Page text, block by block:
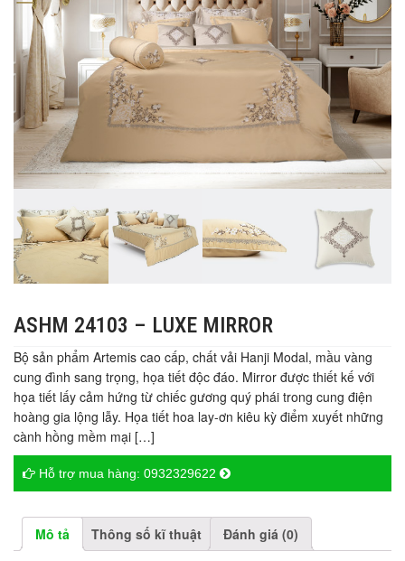
ASHM 24103 – LUXE MIRROR
Bộ sản phẩm Artemis cao cấp, chất vải Hanji Modal, mầu vàng
cung đình sang trọng, họa tiết độc đáo. Mirror được thiết kế với
họa tiết lấy cảm hứng từ chiếc gương quý phái trong cung điện
hoàng gia lộng lẫy. Họa tiết hoa lay-ơn kiêu kỳ điểm xuyết những
cành hồng mềm mại […]
Hỗ trợ mua hàng: 0932329622
Mô tả Thông số kĩ thuật Đánh giá (0)